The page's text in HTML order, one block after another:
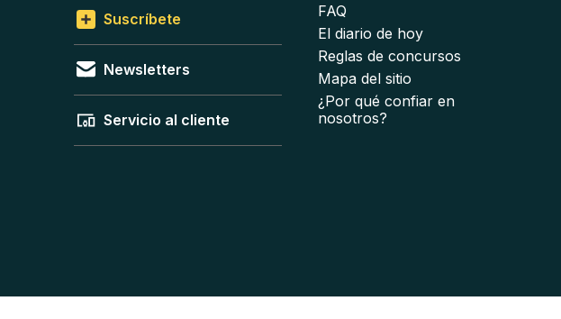
Suscríbete
Newsletters
Servicio al cliente
FAQ
El diario de hoy
Reglas de concursos
Mapa del sitio
¿Por qué confiar en
nosotros?